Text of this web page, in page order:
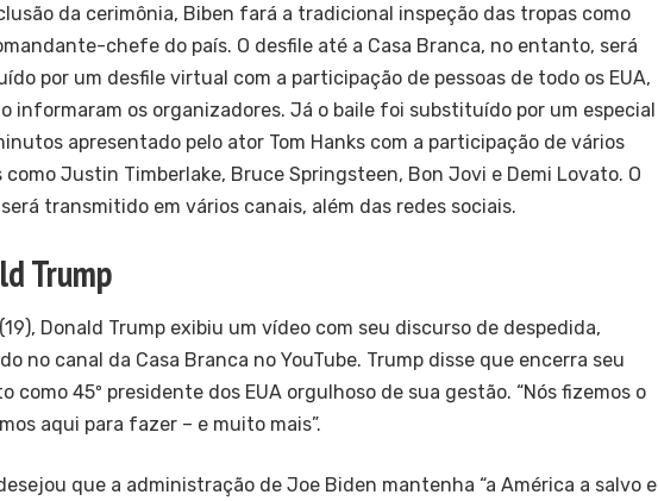
da cerimônia, Biben fará a tradicional inspeção das tropas como
chefe do país. O desfile até a Casa Branca, no entanto, será
por um desfile virtual com a participação de pessoas de todo os EUA,
informaram os organizadores. Já o baile foi substituído por um especial
apresentado pelo ator Tom Hanks com a participação de vários
Justin Timberlake, Bruce Springsteen, Bon Jovi e Demi Lovato. O
transmitido em vários canais, além das redes sociais.
Trump
Donald Trump exibiu um vídeo com seu discurso de despedida,
no canal da Casa Branca no YouTube. Trump disse que encerra seu
como 45º presidente dos EUA orgulhoso de sua gestão. “Nós fizemos o
aqui para fazer – e muito mais”.
que a administração de Joe Biden mantenha “a América a salvo e